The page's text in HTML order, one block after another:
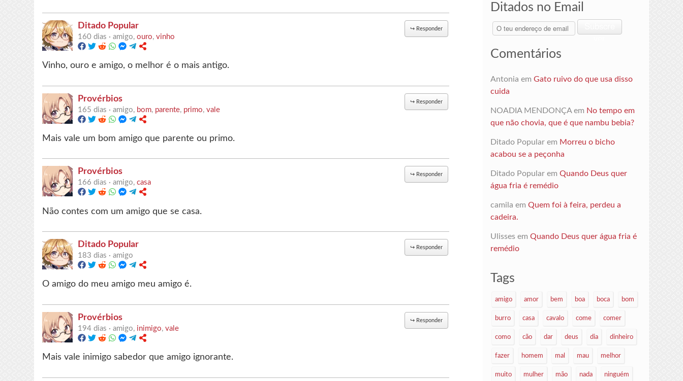
Ditado Popular ↪ Responder
160 dias ·amigo,ouro,vinho
Vinho, ouro e amigo, o melhor é o mais antigo.
Provérbios ↪ Responder
165 dias ·amigo, bom, parente, primo,vale
Mais vale um bom amigo que parente ou primo.
Provérbios ↪ Responder
166 dias ·amigo,casa
Não contes com um amigo que se casa.
Ditado Popular ↪ Responder
183 dias ·amigo
O amigo do meu amigo meu amigo é.
Provérbios ↪ Responder
194 dias ·amigo, inimigo,vale
Mais vale inimigo sabedor que amigo ignorante.
Ditados no Email
O
teu
de
ver
Comentários
Antonia em Gato ruivo do que usa disso
cuida
NOADIA MENDONÇAem No tempo em
que não chovia, que é que nambu bebia?
Ditado Popularem Morreu o bicho
acabou se a peçonha
Ditado Popularem Quando Deus quer
água fria é remédio
camila em Quem foi à feira, perdeu a
cadeira.
Ulissesem Quando Deus quer água fria é
remédio
Tags
amigo amor bem boa boca bom
burro casa cavalo come comer
como cão dar deus dia dinheiro
fazer homem mal mau melhor
muito mulher mão nada ninguém